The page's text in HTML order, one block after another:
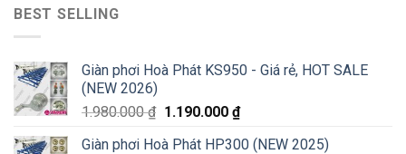
BEST SELLING
Giàn phơi Hoà Phát KS950 - Giá rẻ, HOT SALE
(NEW 2026)
1.980.000₫ 1.190.000 ₫
Giàn phơi Hoà Phát HP300 (NEW 2025)